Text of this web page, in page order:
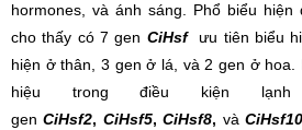
hormones, và ánh sáng. Phổ biểu
cho thấy có 7 gen CiHsfưu tiên biểu
hiện ở thân, 3 gen ở lá, và 2 gen ở hoa.
hiệu trong điều kiện
genCiHsf2, CiHsf5,CiHsf8, và CiHsf10